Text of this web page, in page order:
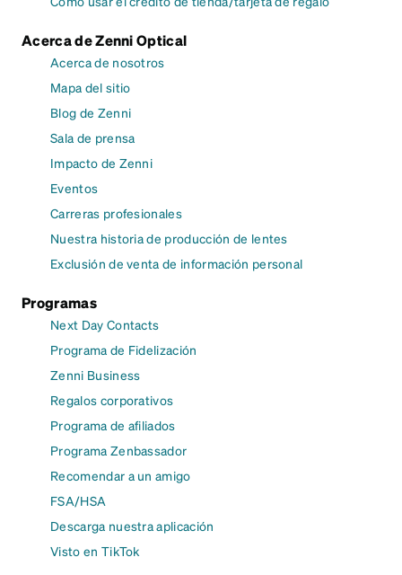
Acerca de Zenni Optical
Acerca de nosotros
Mapa del sitio
Blog de Zenni
Sala de prensa
Impacto de Zenni
Eventos
Carreras profesionales
Nuestra historia de producción de lentes
Exclusión de venta de información personal
Programas
Next Day Contacts
Programa de Fidelización
Zenni Business
Regalos corporativos
Programa de afiliados
Programa Zenbassador
Recomendar a un amigo
FSA/HSA
Descarga nuestra aplicación
Visto en TikTok